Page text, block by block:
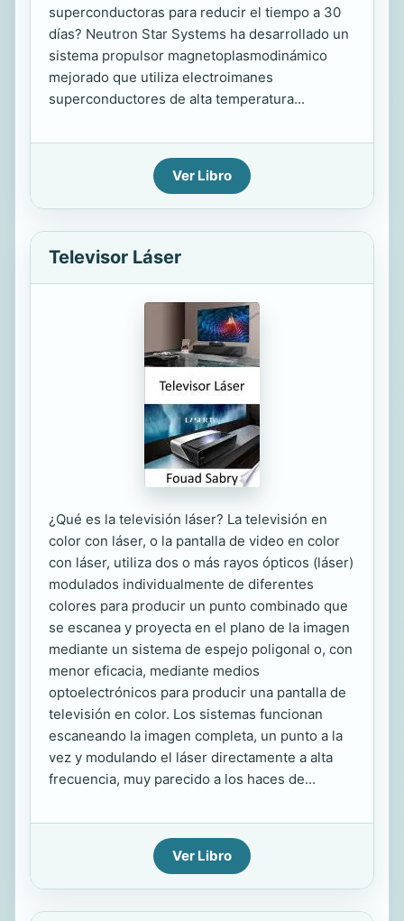
superconductoras para reducir el tiempo a 30
días? Neutron Star Systems ha desarrollado un
sistema propulsor magnetoplasmodinámico
mejorado que utiliza electroimanes
superconductores de alta temperatura...
Ver Libro
Televisor Láser
¿Qué es la televisión láser? La televisión en
color con láser, o la pantalla de video en color
con láser, utiliza dos o más rayos ópticos (láser)
modulados individualmente de diferentes
colores para producir un punto combinado que
se escanea y proyecta en el plano de la imagen
mediante un sistema de espejo poligonal o, con
menor eficacia, mediante medios
optoelectrónicos para producir una pantalla de
televisión en color. Los sistemas funcionan
escaneando la imagen completa, un punto a la
vez y modulando el láser directamente a alta
frecuencia, muy parecido a los haces de...
Ver Libro